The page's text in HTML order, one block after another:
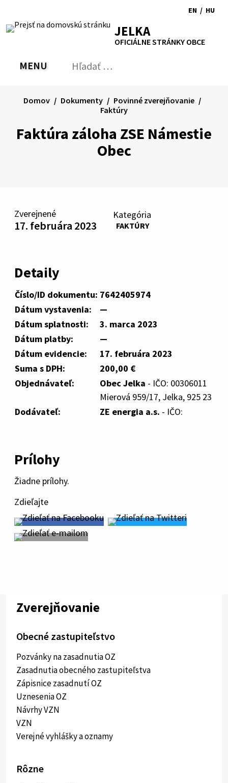
obsah
RSS MapaTlačiť
Zvýšiť
kontrast
písmapísma
EN
to
/ HU
JELKA
OFICIÁLNE STRÁNKY OBCE
PREPNÚŤ
MENU Hľadať:
Faktúra záloha ZSE Námestie
Obec
Domov Dokumenty
Povinné zverejňovanie
Faktúry
Zverejnené
17. februára 2023
Kategória
FAKTÚRY
Detaily
Číslo/ID dokumentu: 7642405974
Dátum vystavenia:
—
Dátum splatnosti:
3. marca 2023
Dátum platby:
—
Dátum evidencie:
17. februára 2023
Suma s DPH:
200,00 €
Objednávateľ:
Obec Jelka - IČO: 00306011
Mierová 959/17, Jelka, 925 23
Dodávateľ:
ZE energia a.s. - IČO:
Prílohy
Žiadne prílohy.
Zdieľajte
Zverejňovanie
Obecné zastupiteľstvo
Pozvánky na zasadnutia OZ
Zasadnutia obecného zastupiteľstva
Zápisnice zasadnutí OZ
Uznesenia OZ
Návrhy VZN
VZN
Verejné vyhlášky a oznamy
Rôzne